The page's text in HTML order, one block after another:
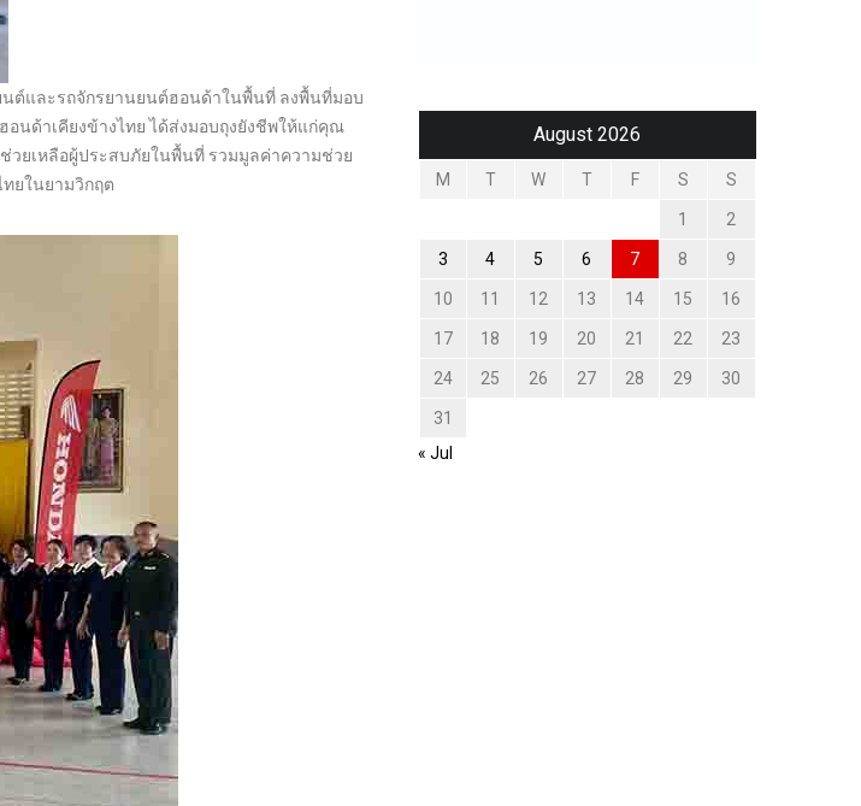
นต์และรถจักรยานยนต์ฮอนด้าในพื้นที่ ลงพื้นที่มอบ
นด้าเคียงข้างไทย ได้ส่งมอบถุงยังชีพให้แก่คุณ
วยเหลือผู้ประสบภัยในพื้นที่ รวมมูลค่าความช่วย
ยในยามวิกฤต
August 2026
M T W T F S S
1 2
3 4 5 6 7 8 9
10 11 12 13 14 15 16
17 18 19 20 21 22 23
24 25 26 27 28 29 30
31
« Jul